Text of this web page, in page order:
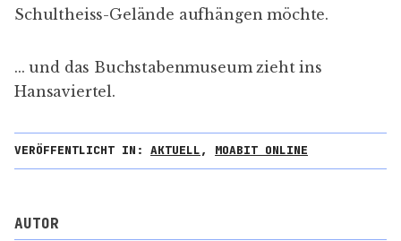
Schultheiss-Gelände aufhängen möchte.
... und das Buchstabenmuseum zieht ins
Hansaviertel.
VERÖFFENTLICHT IN: AKTUELL, MOABIT ONLINE
AUTOR